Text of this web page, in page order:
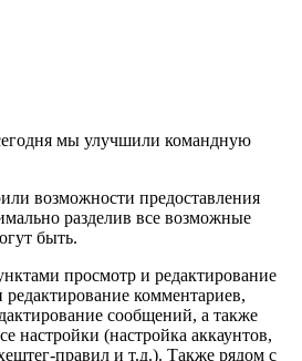
мы улучшили командную
возможности предоставления
разделив все возможные
быть.
просмотр и редактирование
комментариев,
сообщений, а также
настройки (настройка аккаунтов,
правил и т.д.). Также рядом с